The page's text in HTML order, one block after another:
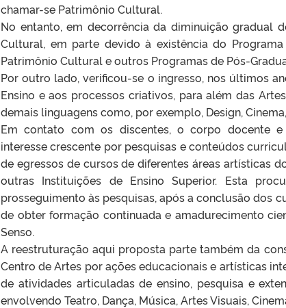
chamar-se Patrimônio Cultural.
No entanto, em decorrência da diminuição gradual
Cultural, em parte devido à existência do
Patrimônio Cultural e outros Programas de Pós-
Por outro lado, verificou-se o ingresso, nos últimos
Ensino e aos processos criativos, para além das
demais linguagens como, por exemplo, Design,
Em contato com os discentes, o corpo docente
interesse crescente por pesquisas e conteúdos
de egressos de cursos de diferentes áreas artísticas
outras Instituições de Ensino Superior. Esta
prosseguimento às pesquisas, após a conclusão dos
de obter formação continuada e amadurecimento
Senso.
A reestruturação aqui proposta parte também da
Centro de Artes por ações educacionais e artísticas
de atividades articuladas de ensino, pesquisa e
envolvendo Teatro, Dança, Música, Artes Visuais,